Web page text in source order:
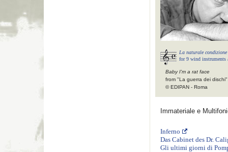
La naturale
for 9 wind instruments
Baby I'm a rat face
from "La guerra dei
© EDIPAN - Roma
Immateriale e
Inferno
Das Cabinet des Dr.
Gli ultimi giorni di